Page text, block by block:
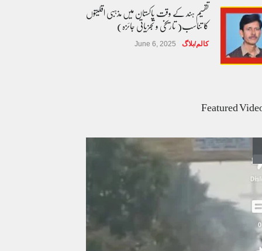
تقسیم ہند کے وقت پاکستان میں مذہبی اقلیتوں
کا تناسب( تاریخی و تجزیاتی جائزہ)
کالم/بلاگ June 6, 2025
بیٹیاں
پسند کی شادیوں کا بڑھتا ہوا رجحان اور راولپنڈی
کی یوسیز میں اندارج پر پابندی ایک نیا تنازعہ
کالم/بلاگ October 14, 2025
Featured